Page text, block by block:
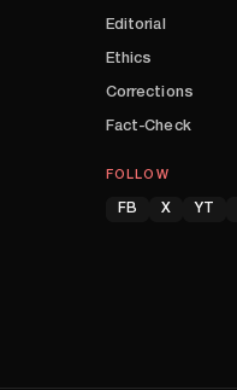
Editorial
Ethics
Corrections
Fact-Check
FOLLOW
FB X YT